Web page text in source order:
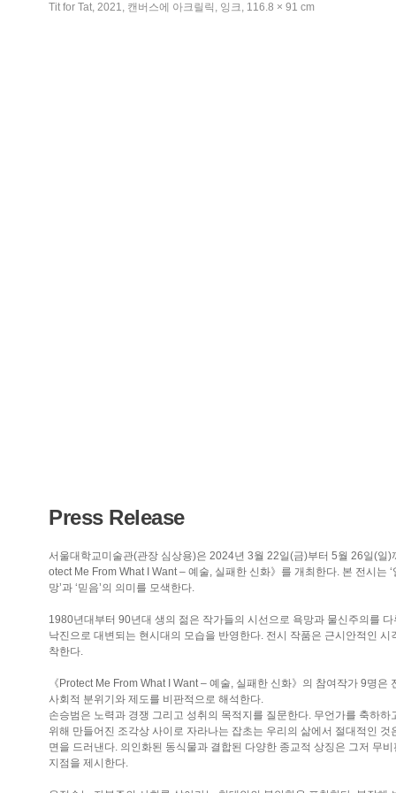
Tit for Tat, 2021, 캔버스에 아크릴릭, 잉크, 116.8 × 91 cm
Press Release
서울대학교미술관(관장 심상용)은 2024년 3월 22일(금)부터 5월 26일(
otect Me From What I Want – 예술, 실패한 신화》를 개최한다. 본 전시는
망’과 ‘믿음’의 의미를 모색한다.
1980년대부터 90년대 생의 젊은 작가들의 시선으로 욕망과 물신주의를
낙진으로 대변되는 현시대의 모습을 반영한다. 전시 작품은 근시안적인
착한다.
《Protect Me From What I Want – 예술, 실패한 신화》의 참여작가 9명
사회적 분위기와 제도를 비판적으로 해석한다.
손승범은 노력과 경쟁 그리고 성취의 목적지를 질문한다. 무언가를 축하
위해 만들어진 조각상 사이로 자라나는 잡초는 우리의 삶에서 절대적인
면을 드러낸다. 의인화된 동식물과 결합된 다양한 종교적 상징은 그저 무
지점을 제시한다.